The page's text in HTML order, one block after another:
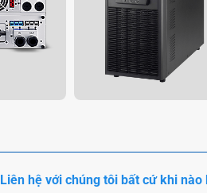
Liên hệ với chúng tôi bất cứ khi nào